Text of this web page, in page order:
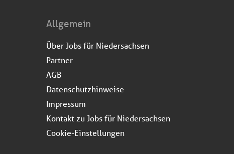
Allgemein
Über Jobs für Niedersachsen
Partner
AGB
Datenschutzhinweise
Impressum
Kontakt zu Jobs für Niedersachsen
Cookie-Einstellungen